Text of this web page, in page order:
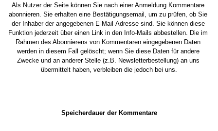
Als Nutzer der Seite können Sie nach einer Anmeldung Kommentare
abonnieren. Sie erhalten eine Bestätigungsemail, um zu prüfen, ob Sie
der Inhaber der angegebenen E-Mail-Adresse sind. Sie können diese
Funktion jederzeit über einen Link in den Info-Mails abbestellen. Die im
Rahmen des Abonnierens von Kommentaren eingegebenen Daten
werden in diesem Fall gelöscht; wenn Sie diese Daten für andere
Zwecke und an anderer Stelle (z.B. Newsletterbestellung) an uns
übermittelt haben, verbleiben die jedoch bei uns.
Speicherdauer der Kommentare